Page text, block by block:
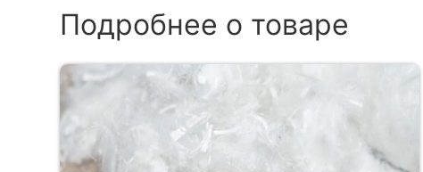
Подробнее о товаре